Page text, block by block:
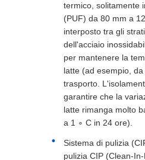
termico, solitamente
(PUF) da 80 mm a
interposto tra gli
dell'acciaio
per mantenere la
latte (ad esempio,
trasporto.
garantire che la
latte rimanga molto
a 1 ∘ C in 24 ore).
Sistema di pulizia
pulizia CIP (Clean-